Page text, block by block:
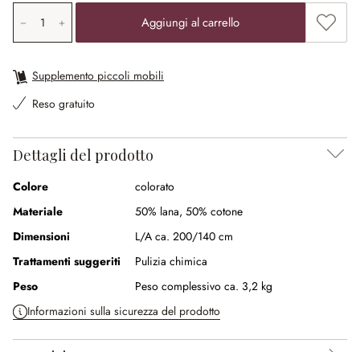
Quantità prodotto: inserisci il valore desiderato o
Aggiungi al carrello
Supplemento piccoli mobili
Reso gratuito
Dettagli del prodotto
Colore
colorato
Materiale
50% lana, 50% cotone
Dimensioni
L/A ca. 200/140 cm
Trattamenti suggeriti
Pulizia chimica
Peso
Peso complessivo ca. 3,2 kg
Informazioni sulla sicurezza del prodotto